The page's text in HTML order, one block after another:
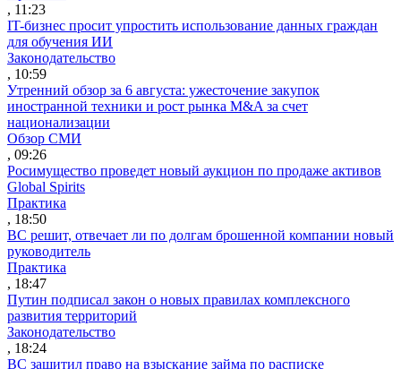
, 11:23
IT-бизнес просит упростить использование данных граждан
для обучения ИИ
Законодательство
, 10:59
Утренний обзор за 6 августа: ужесточение закупок
иностранной техники и рост рынка M&A за счет
национализации
Обзор СМИ
, 09:26
Росимущество проведет новый аукцион по продаже активов
Global Spirits
Практика
, 18:50
ВС решит, отвечает ли по долгам брошенной компании новый
руководитель
Практика
, 18:47
Путин подписал закон о новых правилах комплексного
развития территорий
Законодательство
, 18:24
ВС защитил право на взыскание займа по расписке